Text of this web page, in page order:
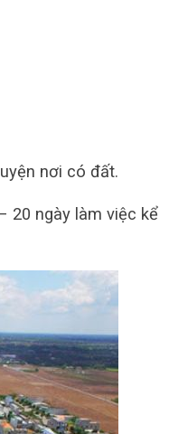
nơi có đất.
20 ngày làm việc kể